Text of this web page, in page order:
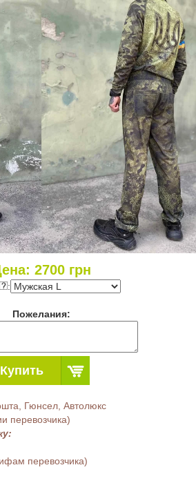
2700 грн
:
Пожелания:
Купить
Гюнсел, Автолюкс
перевозчика)
перевозчика)